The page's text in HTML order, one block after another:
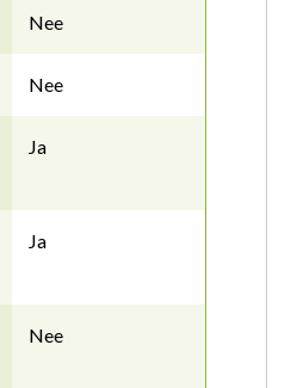
Nee
Nee
Ja
Ja
Nee